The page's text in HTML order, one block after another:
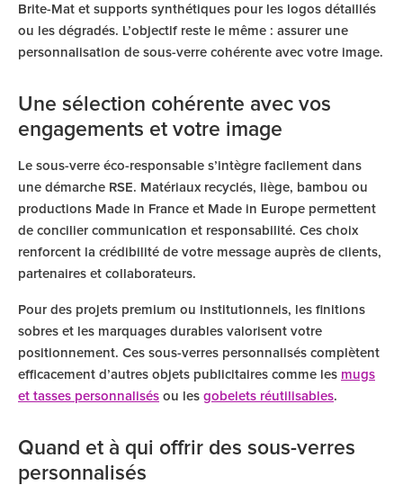
Brite-Mat et supports synthétiques pour les logos détaillés
ou les dégradés. L’objectif reste le même : assurer une
personnalisation de sous-verre cohérente avec votre image.
Une sélection cohérente avec vos
engagements et votre image
Le sous-verre éco-responsable s’intègre facilement dans
une démarche RSE. Matériaux recyclés, liège, bambou ou
productions Made in France et Made in Europe permettent
de concilier communication et responsabilité. Ces choix
renforcent la crédibilité de votre message auprès de clients,
partenaires et collaborateurs.
Pour des projets premium ou institutionnels, les finitions
sobres et les marquages durables valorisent votre
positionnement. Ces sous-verres personnalisés complètent
efficacement d’autres objets publicitaires comme les mugs
et tasses personnalisés ou les gobelets réutilisables.
Quand et à qui offrir des sous-verres
personnalisés